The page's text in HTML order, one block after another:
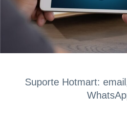
Suporte Hotmart: